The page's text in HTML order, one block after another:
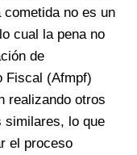
cometida no es un
cual la pena no
de
Fiscal (Afmpf)
realizando otros
similares, lo que
el proceso